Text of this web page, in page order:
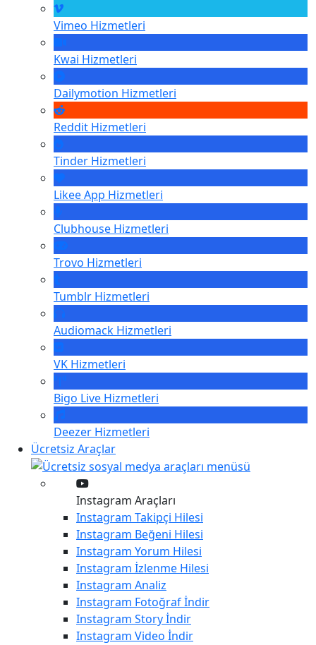
Vimeo Hizmetleri
Kwai Hizmetleri
Dailymotion Hizmetleri
Reddit Hizmetleri
Tinder Hizmetleri
Likee App Hizmetleri
Clubhouse Hizmetleri
Trovo Hizmetleri
Tumblr Hizmetleri
Audiomack Hizmetleri
VK Hizmetleri
Bigo Live Hizmetleri
Deezer Hizmetleri
Ücretsiz Araçlar
Instagram Araçları
Instagram Takipçi Hilesi
Instagram Beğeni Hilesi
Instagram Yorum Hilesi
Instagram İzlenme Hilesi
Instagram Analiz
Instagram Fotoğraf İndir
Instagram Story İndir
Instagram Video İndir